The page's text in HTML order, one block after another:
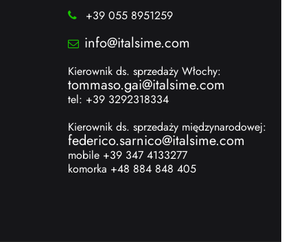
+39 055 8951259
info@italsime.com
Kierownik ds. sprzedaży Włochy:
tommaso.gai@italsime.com
tel: +39 3292318334
Kierownik ds. sprzedaży międzynarodowej:
federico.sarnico@italsime.com
mobile +39 347 4133277
komorka +48 884 848 405